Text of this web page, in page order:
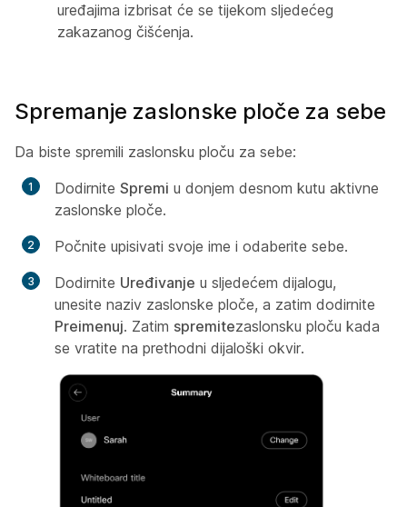
uređajima izbrisat će se tijekom sljedećeg
zakazanog čišćenja.
Spremanje zaslonske ploče za sebe
Da biste spremili zaslonsku ploču za sebe:
Dodirnite Spremi u donjem desnom kutu aktivne
zaslonske ploče.
Počnite upisivati svoje ime i odaberite sebe.
Dodirnite Uređivanje u sljedećem dijalogu,
unesite naziv zaslonske ploče, a zatim dodirnite
Preimenuj. Zatim spremitezaslonsku ploču kada
se vratite na prethodni dijaloški okvir.